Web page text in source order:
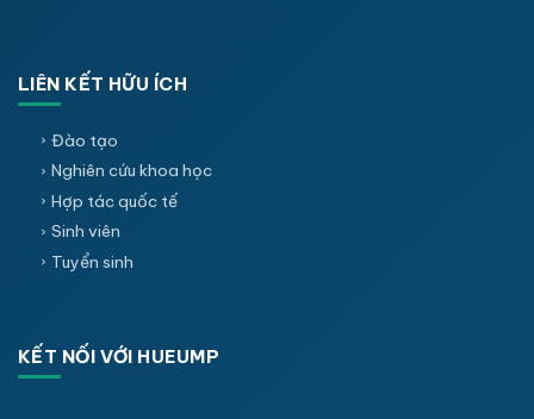
LIÊN KẾT HỮU ÍCH
Đào tạo
Nghiên cứu khoa học
Hợp tác quốc tế
Sinh viên
Tuyển sinh
KẾT NỐI VỚI HUEUMP